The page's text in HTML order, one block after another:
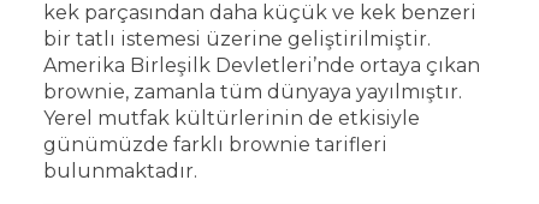
kek parçasından daha küçük ve kek benzeri
bir tatlı istemesi üzerine geliştirilmiştir.
Amerika Birleşilk Devletleri’nde ortaya çıkan
brownie, zamanla tüm dünyaya yayılmıştır.
Yerel mutfak kültürlerinin de etkisiyle
günümüzde farklı brownie tarifleri
bulunmaktadır.